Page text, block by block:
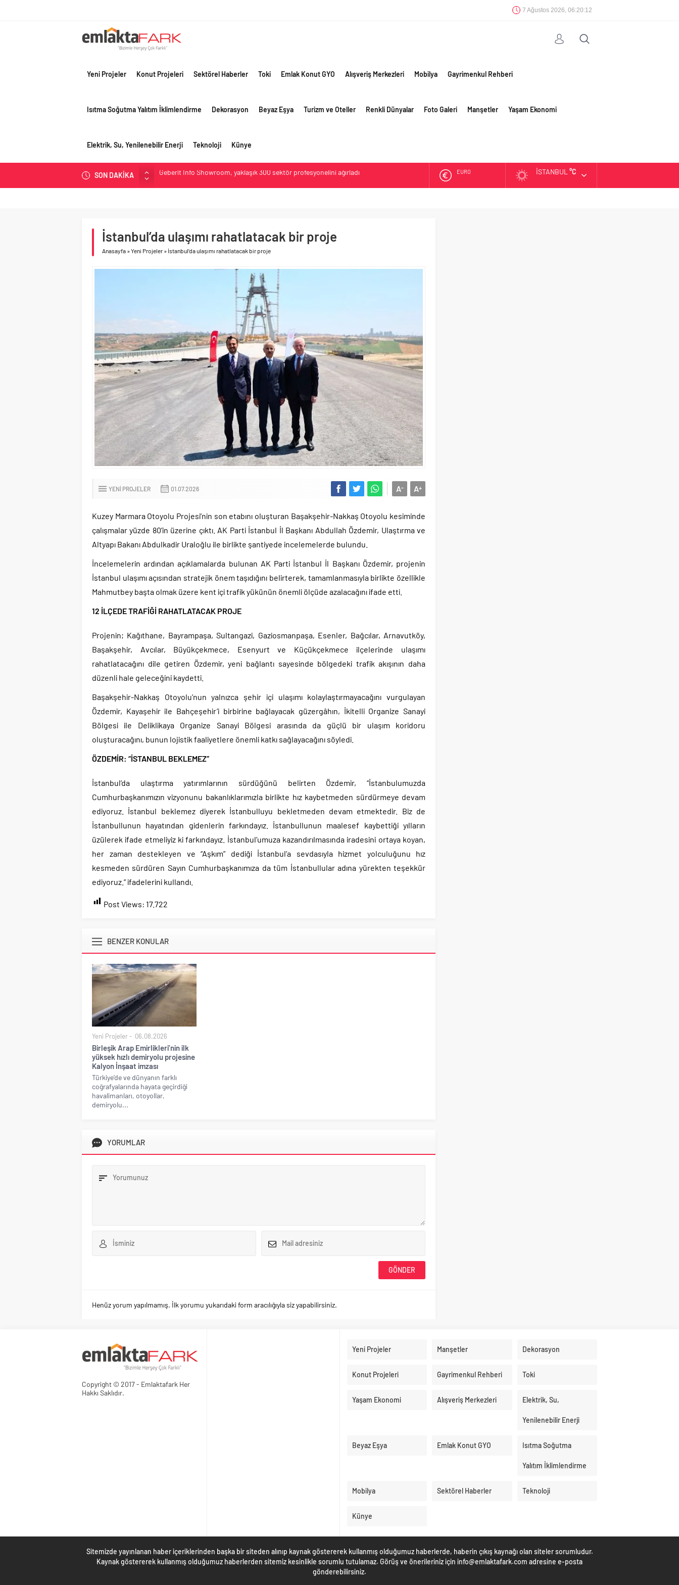
7 Ağustos 2026, 06:20:13
Yeni Projeler Konut Projeleri Sektörel Haberler Toki Emlak Konut GYO Alışveriş Merkezleri Mobilya Gayrimenkul Rehberi
Isıtma Soğutma Yalıtım İklimlendirme Dekorasyon Beyaz Eşya Turizm ve Oteller Renkli Dünyalar Foto Galeri Manşetler Yaşam Ekonomi
Elektrik, Su, Yenilenebilir Enerji Teknoloji Künye
SON DAKİKA
Çimko, stratejik pazarlama vizyonuyla bayilerinin kurumsal gelişimini destekliyor
Birleşik Arap Emirlikleri’nin ilk yüksek hızlı demiryolu projesine Kalyon İnşaat imzası
asfalt şimdi de Kocaeli yollarında
Geberit Info Showroom, yaklaşık 300 sektör profesyonelini ağırladı
EURO İSTANBUL °C
İstanbul’da ulaşımı rahatlatacak bir proje
Anasayfa »Yeni Projeler » İstanbul’da ulaşımı rahatlatacak bir proje
YENI PROJELER 01.07.2026 A+
A-
Kuzey Marmara Otoyolu Projesi’nin son etabını oluşturan Başakşehir-Nakkaş Otoyolu kesiminde
çalışmalar yüzde 80’in üzerine çıktı. AK Parti İstanbul İl Başkanı Abdullah Özdemir, Ulaştırma ve
Altyapı Bakanı Abdulkadir Uraloğlu ile birlikte şantiyede incelemelerde bulundu.
İncelemelerin ardından açıklamalarda bulunan AK Parti İstanbul İl Başkanı Özdemir, projenin
İstanbul ulaşımı açısından stratejik önem taşıdığını belirterek, tamamlanmasıyla birlikte özellikle
Mahmutbey başta olmak üzere kent içi trafik yükünün önemli ölçüde azalacağını ifade etti.
12 İLÇEDE TRAFİĞİ RAHATLATACAK PROJE
Projenin; Kağıthane, Bayrampaşa, Sultangazi, Gaziosmanpaşa, Esenler, Bağcılar, Arnavutköy,
Başakşehir, Avcılar, Büyükçekmece, Esenyurt ve Küçükçekmece ilçelerinde ulaşımı
rahatlatacağını dile getiren Özdemir, yeni bağlantı sayesinde bölgedeki trafik akışının daha
düzenli hale geleceğini kaydetti.
Başakşehir-Nakkaş Otoyolu’nun yalnızca şehir içi ulaşımı kolaylaştırmayacağını vurgulayan
Özdemir, Kayaşehir ile Bahçeşehir’i birbirine bağlayacak güzergâhın, İkitelli Organize Sanayi
Bölgesi ile Deliklikaya Organize Sanayi Bölgesi arasında da güçlü bir ulaşım koridoru
oluşturacağını, bunun lojistik faaliyetlere önemli katkı sağlayacağını söyledi.
ÖZDEMİR: “İSTANBUL BEKLEMEZ”
İstanbul’da ulaştırma yatırımlarının sürdüğünü belirten Özdemir, “İstanbulumuzda
Cumhurbaşkanımızın vizyonunu bakanlıklarımızla birlikte hız kaybetmeden sürdürmeye devam
ediyoruz. İstanbul beklemez diyerek İstanbulluyu bekletmeden devam etmektedir. Biz de
İstanbullunun hayatından gidenlerin farkındayız. İstanbullunun maalesef kaybettiği yılların
üzülerek ifade etmeliyiz ki farkındayız. İstanbul’umuza kazandırılmasında iradesini ortaya koyan,
her zaman destekleyen ve “Aşkım” dediği İstanbul’a sevdasıyla hizmet yolculuğunu hız
kesmeden sürdüren Sayın Cumhurbaşkanımıza da tüm İstanbullular adına yürekten teşekkür
ediyoruz.” ifadelerini kullandı.
Post Views: 17.722
BENZER KONULAR
Yeni Projeler 06.08.2026
Birleşik Arap Emirlikleri’nin ilk
yüksek hızlı demiryolu projesine
Kalyon İnşaat imzası
Türkiye’de ve dünyanın farklı
coğrafyalarında hayata geçirdiği
havalimanları, otoyollar,
demiryolu...
YORUMLAR
Henüz yorum yapılmamış. İlk yorumu yukarıdaki form aracılığıyla siz yapabilirsiniz.
Copyright © 2017 - Emlaktafark Her
Hakkı Saklıdır.
Yeni Projeler Manşetler Dekorasyon
Konut Projeleri Gayrimenkul Rehberi Toki
Yaşam Ekonomi Alışveriş Merkezleri Elektrik, Su,
Yenilenebilir Enerji
Beyaz Eşya Emlak Konut GYO Isıtma Soğutma
Yalıtım İklimlendirme
Mobilya Sektörel Haberler Teknoloji
Künye
Sitemizde yayınlanan haber içeriklerinden başka bir siteden alınıp kaynak göstererek kullanmış olduğumuz haberlerde, haberin çıkış kaynağı olan siteler sorumludur.
Kaynak göstererek kullanmış olduğumuz haberlerden sitemiz kesinlikle sorumlu tutulamaz. Görüş ve önerileriniz için info@emlaktafark.com adresine e-posta
gönderebilirsiniz.